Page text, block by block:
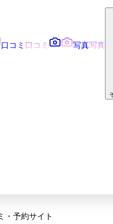
口コミ 口コミ 写真写真
・予約サイト